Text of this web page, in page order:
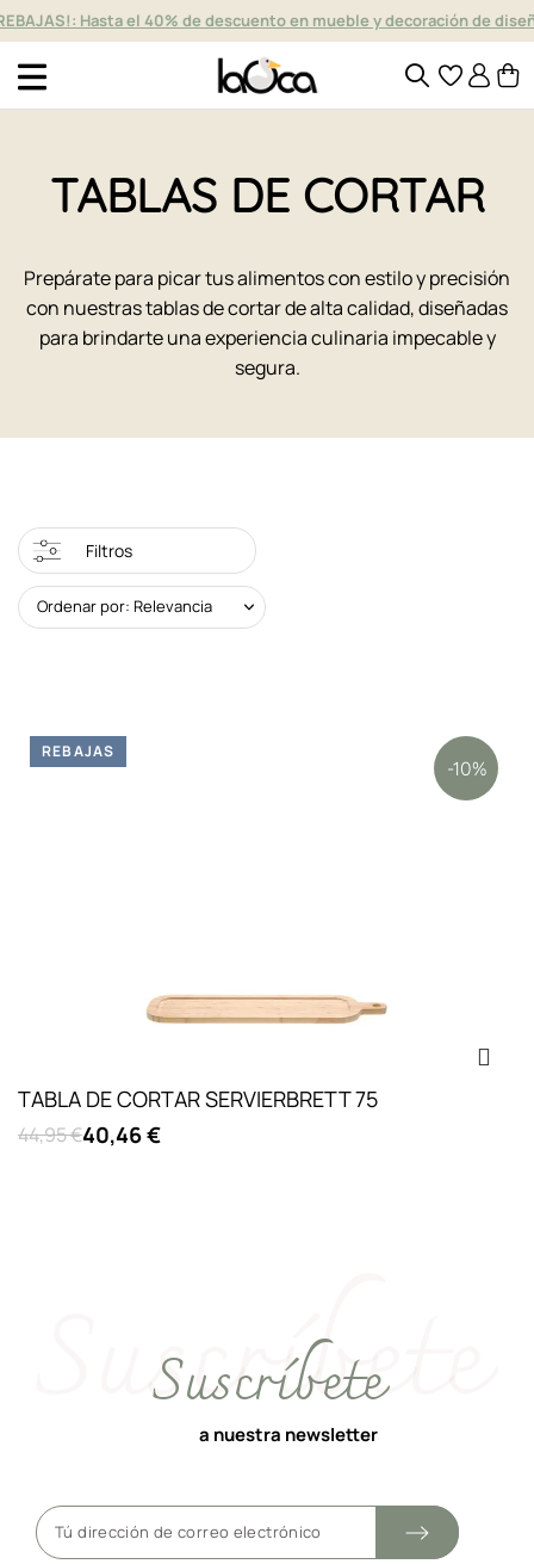
Hasta el 40% de descuento en mueble y decoración de
TABLAS DE CORTAR
Prepárate para picar tus alimentos con estilo y precisión
con nuestras tablas de cortar de alta calidad, diseñadas
para brindarte una experiencia culinaria impecable y
segura.
Filtros
Ordenar por: Relevancia
TABLA DE CORTAR SERVIERBRETT 75
44,95 €40,46 €
-10%
REBAJAS
Suscríbete
a nuestra newsletter